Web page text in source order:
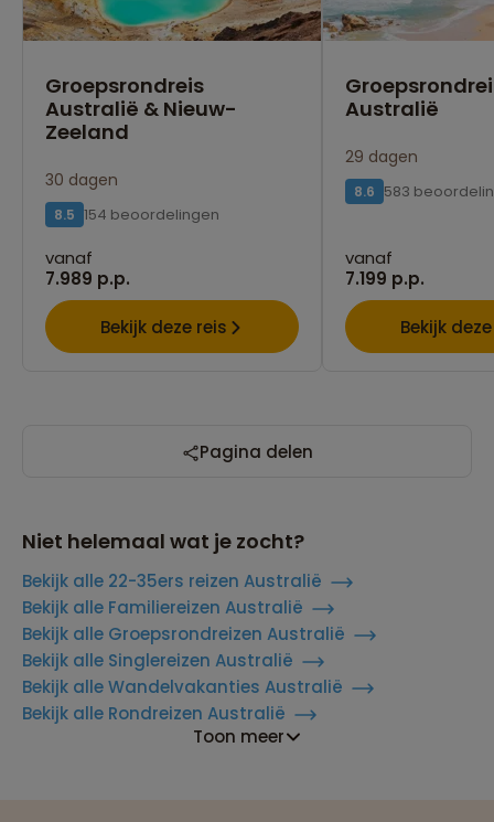
Groepsrondreis
Australië & Nieuw-
Zeeland
30 dagen
8.5 154 beoordelingen
vanaf
7.989 p.p.
Bekijk deze reis
Australië
29 dagen
8.6 583
vanaf
7.199 p.p.
Bekijk
Pagina delen
Niet helemaal wat je zocht?
Bekijk alle 22-35ers reizen Australië
Bekijk alle Familiereizen Australië
Bekijk alle Groepsrondreizen Australië
Bekijk alle Singlereizen Australië
Bekijk alle Wandelvakanties Australië
Bekijk alle Rondreizen Australië
Toon meer